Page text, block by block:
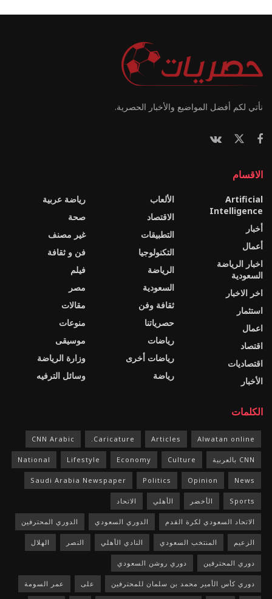
نأتي لكم أفضل المواضيع والأخبار الحصرية.
الاقسام
Artificial
Intelligence
أخبار
أعمال
اخبار الرياضة
السعودية
اخر الاخبار
استثمار
اعمال
اقتصاد
اقتصاديات
الأخبار
الألعاب
الاقتصاد
التطبيقات
التكنولوجيا
الرياضة
السعودية
ثقافة وفن
حصرياتنا
رياضات
رياضات أخرى
رياضة
رياضة عربية
صحة
غير مصنف
فن و ثقافة
فيلم
مصر
مقالات
منوعات
موسيقى
وزارة الرياضة
وسائل الترفيه
الكلمات
Alwatan online
Articles
Caricature.
CNN Arabic
CNN بالعربية Culture
Economy
Lifestyle
National
News
Opinion
Politics
Saudi Arabia Newspaper
Sports الأخضر الأهلي الاتحاد
الاتحاد السعودي لكرة القدم الدوري السعودي الدوري المحترفين
الزعيم المنتخب السعودي النادي الأهلي النصر الهلال
دوري المحترفين دوري روشن السعودي
دوري كأس الأمير محمد بن سلمان للمحترفين على عمر السومة